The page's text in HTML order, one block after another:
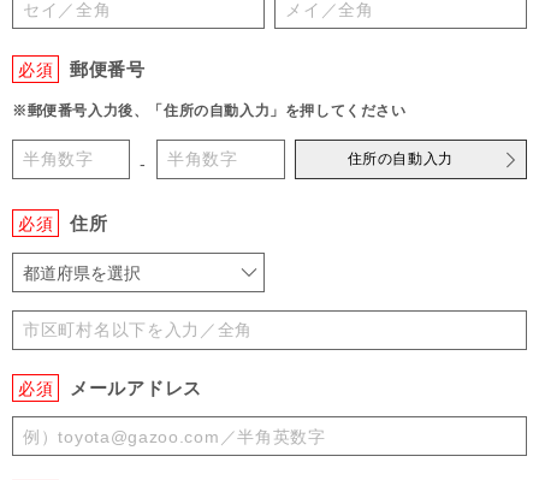
必須 郵便番号
※郵便番号入力後、「住所の自動入力」を押してください
- 住所の自動入力
必須 住所
都道府県を選択
必須 メールアドレス